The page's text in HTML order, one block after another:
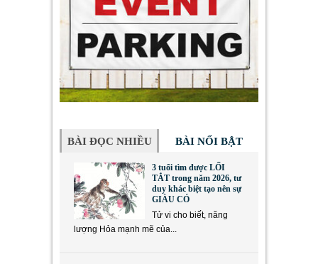
BÀI ĐỌC NHIỀU BÀI NỔI BẬT
3 tuổi tìm được LỐI
TẮT trong năm 2026, tư
duy khác biệt tạo nên sự
GIÀU CÓ
Tử vi cho biết, năng
lượng Hỏa mạnh mẽ của...